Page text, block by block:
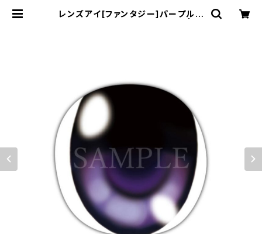
レンズアイ[ファンタジー]パープル L